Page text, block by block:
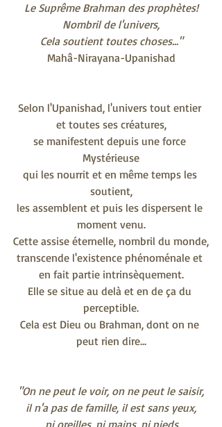
Le Suprême Brahman des prophètes!
Nombril de l'univers,
Cela soutient toutes choses..."
Mahâ-Nirayana-Upanishad
Selon l'Upanishad, l'univers tout entier
et toutes ses créatures,
se manifestent depuis une force
Mystérieuse
qui les nourrit et en même temps les
soutient,
les assemblent et puis les dispersent le
moment venu.
Cette assise éternelle, nombril du monde,
transcende l'existence phénoménale et
en fait partie intrinsèquement.
Elle se situe au delà et en de ça du
perceptible.
Cela est Dieu ou Brahman, dont on ne
peut rien dire...
"On ne peut le voir, on ne peut le saisir,
il n'a pas de famille, il est sans yeux,
ni oreilles, ni mains, ni pieds,